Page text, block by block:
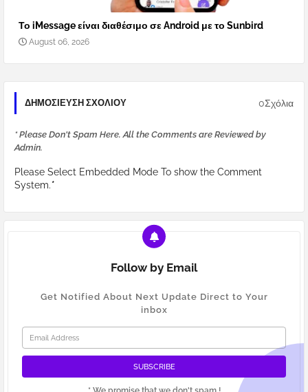
Το iMessage είναι διαθέσιμο σε Android με το Sunbird
August 06, 2026
ΔΗΜΟΣΊΕΥΣΗ ΣΧΟΛΊΟΥ 0Σχόλια
* Please Don't Spam Here. All the Comments are Reviewed by
Admin.
Please Select Embedded Mode To show the Comment
System.*
Follow by Email
Get Notified About Next Update Direct to Your
inbox